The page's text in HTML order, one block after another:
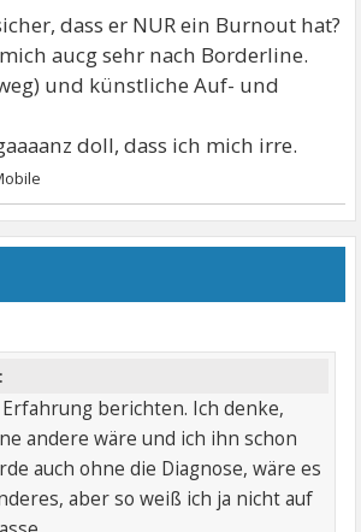
in der Depression vor allem mit mir
und es auch wichtig war, keine
von außen in die emotionale
Ich habe mich in der Zeit zwar
vermutlich war auch das eher das
und Bestätigung.
ist aber permanent
Er meldet sich dann nicht mehr
"Gefühle zeigen" ist dann auch
sagt, er kommt nicht hoch. Er sagt,
ihm um Bestätigung geht und
er hätte noch mit keiner Frau
mit mir erlebt. Ich verstehe das
merke, es tut mir auch nicht gut,
berichten. Ich denke,
dass er NUR ein Burnout hat?
aucg sehr nach Borderline.
und künstliche Auf- und
doll, dass ich mich irre.
berichten. Ich denke,
andere wäre und ich ihn schon
auch ohne die Diagnose, wäre es
aber so weiß ich ja nicht auf